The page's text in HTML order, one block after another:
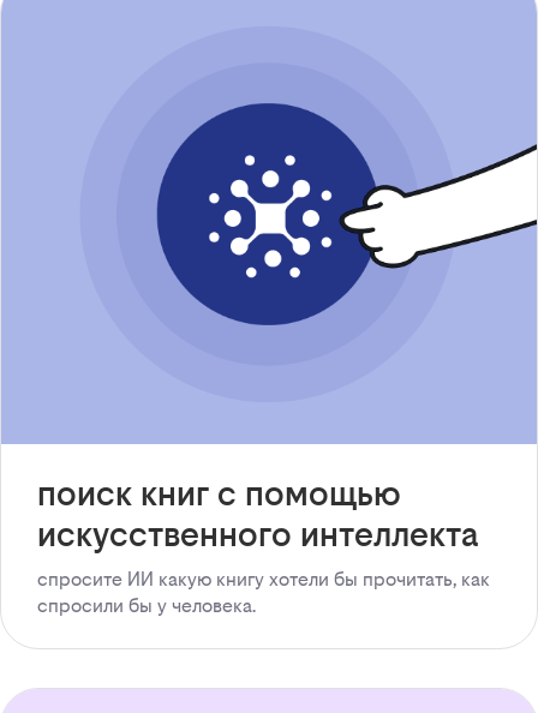
поиск книг с помощью
искусственного интеллекта
спросите ИИ какую книгу хотели бы прочитать, как
спросили бы у человека.